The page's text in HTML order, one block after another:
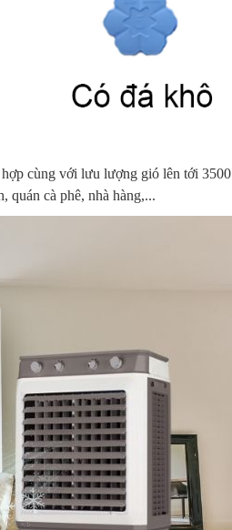
cùng với lưu lượng gió lên tới 3500
quán cà phê, nhà hàng,...
đậm)
3,990,000
3,670,000 VNĐ